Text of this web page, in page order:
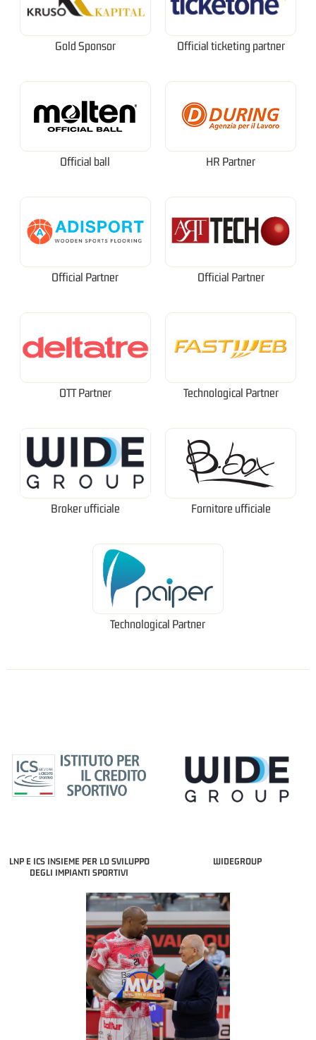
Gold Sponsor Official ticketing partner
Official ball HR Partner
Official Partner Official Partner
OTT Partner Technological Partner
Broker ufficiale Fornitore ufficiale
Technological Partner
LNP E ICS INSIEME PER LO SVILUPPO
DEGLI IMPIANTI SPORTIVI
WIDEGROUP